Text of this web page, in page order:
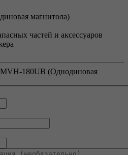
магнитола)
частей и аксессуаров
MVH-180UB (Однодиновая